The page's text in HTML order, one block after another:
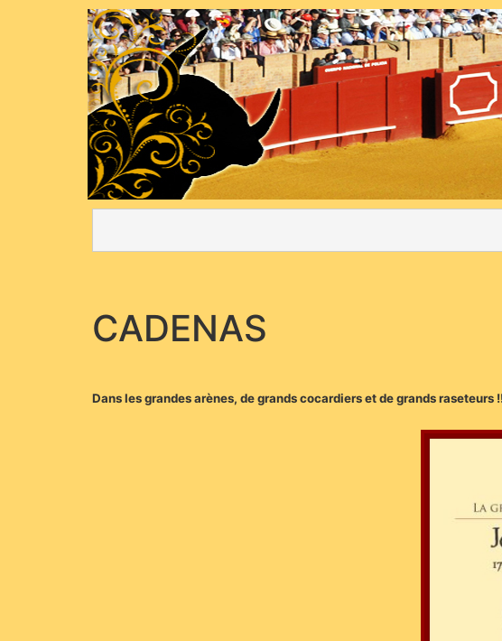
CADENAS
Dans les grandes arènes, de grands cocardiers et de grands raseteurs